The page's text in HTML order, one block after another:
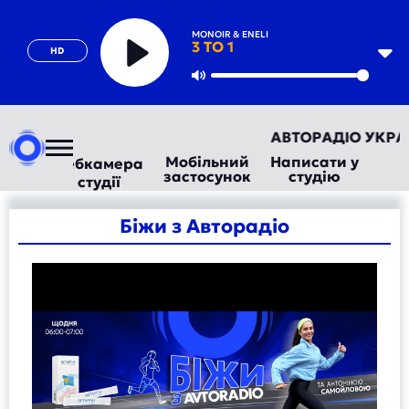
HD
MONOIR & ENELI
3 TO 1
Play
АВТОРАДІО
Вебкамера
студії
Мобільний
застосунок
Написати у
студію
Біжи з Авторадіо